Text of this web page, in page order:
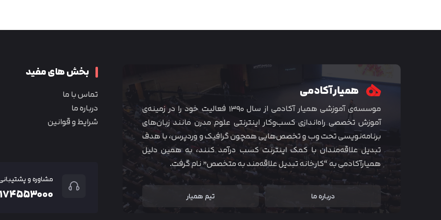
همیار آکادمی
موسسه‌ی آموزشی همیار آکادمی از سال ۱۳۹۰ فعالیت خود را در زمینه‌ی
آموزش تخصصی راه‌اندازی کسب‌و‌کار اینترنتی علوم مدرن مانند زبان‌های
برنامه‌نویسی تحت وب و تخصص‌هایی همچون گرافیک و وردپرس، با هدف
تبدیل علاقه‌مندان با کمک اینترنت کسب درآمد کنند، به همین دلیل
همیارآکادمی به “کارخانه تبدیل علاقه‌مند به متخصص” نام گرفت.
درباره ما تیم همیار
بخش های مفید
تماس با ما
درباره ما
شرایط و قوانین
مشاوره و
متوجه شدم